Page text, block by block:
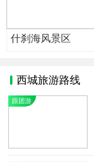
什刹海风景区
西城旅游路线
跟团游